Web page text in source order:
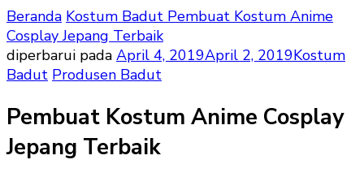
Beranda Kostum Badut Pembuat Kostum Anime
Cosplay Jepang Terbaik
diperbarui pada April 4, 2019April 2, 2019Kostum
Badut Produsen Badut
Pembuat Kostum Anime Cosplay
Jepang Terbaik